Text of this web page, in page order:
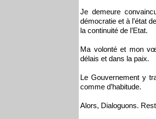
Je demeure
démocratie et à l’état
la continuité de l’Etat.
Ma volonté et mon
délais et dans la paix.
Le Gouvernement y
comme d’habitude.
Alors, Dialoguons.